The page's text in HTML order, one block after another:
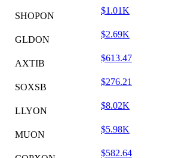
SHOPON
$1.01K
GLDON
$2.69K
AXTIB
$613.47
SOXSB
$276.21
LLYON
$8.02K
MUON
$5.98K
$582.64